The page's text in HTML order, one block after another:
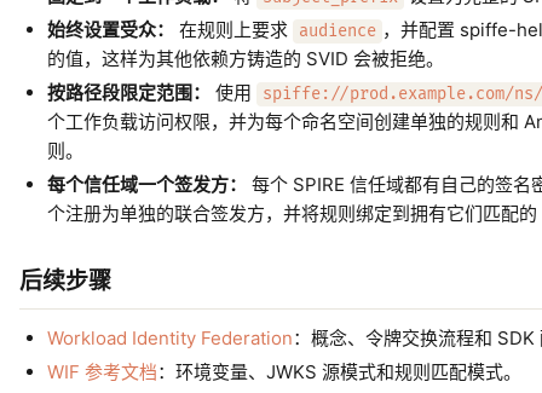
始终设置受众：
在规则上要求 audience ，并配置 spiffe-
的值，这样为其他依赖方铸造的 SVID 会被拒绝。
按路径段限定范围：
使用 spiffe://prod.example.com/
个工作负载访问权限，并为每个命名空间创建单独的规则和
则。
每个信任域一个签发方：
每个 SPIRE 信任域都有自己的签
个注册为单独的联合签发方，并将规则绑定到拥有它们匹配
后续步骤
Workload Identity Federation：概念、令牌交换流程和 SDK
WIF 参考文档：环境变量、JWKS 源模式和规则匹配模式。